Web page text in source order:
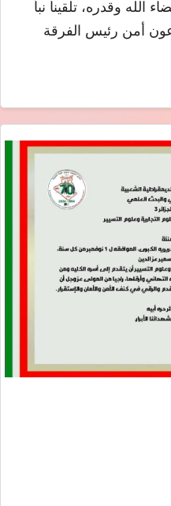
وقدره، تلقينا نبأ
أمن رئيس الفرقة